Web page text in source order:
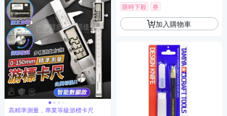
高精準測量，專業等級游標卡尺
限時下殺
券
加入購物車